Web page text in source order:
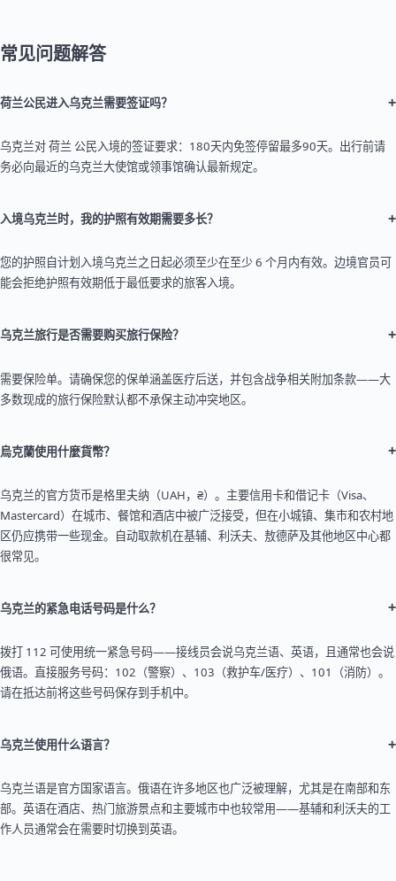
常见问题解答
荷兰公民进入乌克兰需要签证吗？ +
乌克兰对 荷兰 公民入境的签证要求：180天内免签停留最多90天。出行前请
务必向最近的乌克兰大使馆或领事馆确认最新规定。
入境乌克兰时，我的护照有效期需要多长？ +
您的护照自计划入境乌克兰之日起必须至少在至少 6 个月内有效。边境官员可
能会拒绝护照有效期低于最低要求的旅客入境。
乌克兰旅行是否需要购买旅行保险？ +
需要保险单。请确保您的保单涵盖医疗后送，并包含战争相关附加条款——大
多数现成的旅行保险默认都不承保主动冲突地区。
烏克蘭使用什麼貨幣？ +
乌克兰的官方货币是格里夫纳（UAH，₴）。主要信用卡和借记卡（Visa、
Mastercard）在城市、餐馆和酒店中被广泛接受，但在小城镇、集市和农村地
区仍应携带一些现金。自动取款机在基辅、利沃夫、敖德萨及其他地区中心都
很常见。
乌克兰的紧急电话号码是什么？ +
拨打 112 可使用统一紧急号码——接线员会说乌克兰语、英语，且通常也会说
俄语。直接服务号码：102（警察）、103（救护车/医疗）、101（消防）。
请在抵达前将这些号码保存到手机中。
乌克兰使用什么语言？ +
乌克兰语是官方国家语言。俄语在许多地区也广泛被理解，尤其是在南部和东
部。英语在酒店、热门旅游景点和主要城市中也较常用——基辅和利沃夫的工
作人员通常会在需要时切换到英语。